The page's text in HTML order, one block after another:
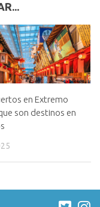
en Extremo
son destinos en